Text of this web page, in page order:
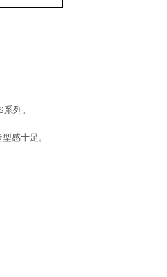
列。
感十足。